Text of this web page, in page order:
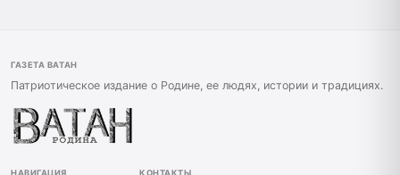
ГАЗЕТА ВАТАН
Патриотическое издание о Родине, ее людях, истории и традициях.
НАВИГАЦИЯ КОНТАКТЫ